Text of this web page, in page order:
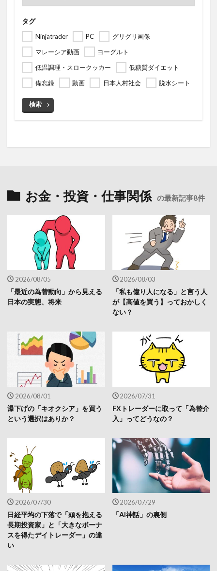
タグ
Ninjatrader PC
グリグリ画像
マレーシア動画
ヨーグルト
低温調理・スロークッカー
低糖質ダイエット
備忘録
動画 日本人村社会 脱水シート
検索
お金・投資・仕事関係 の最新記事8件
2026/08/05
「最近の為替動向」から見える
日本の実態、将来
2026/08/03
「私も億り人になる」と言う人
が【高値を買う】っておかしく
ない？
2026/08/01
瀑下げの「キオクシア」を買う
という選択はありか？
2026/07/31
FXトレーダーに取って「為替介
入」ってどうなの？
2026/07/30
日経平均の下落で「頭を抱える
長期投資家」と「大きなボーナ
スを得たデイトレーダー」の違
い
2026/07/29
「AI神話」の裏側